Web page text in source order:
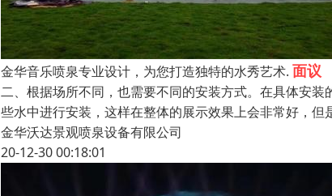
金华音乐喷泉专业设计，为您打造独特的水秀艺术. 面议
二、根据场所不同，也需要不同的安装方式。在具体安
些水中进行安装，这样在整体的展示效果上会非常好，
金华沃达景观喷泉设备有限公司
20-12-30 00:18:01